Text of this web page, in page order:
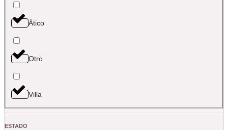
Ático
Otro
Villa
ESTADO